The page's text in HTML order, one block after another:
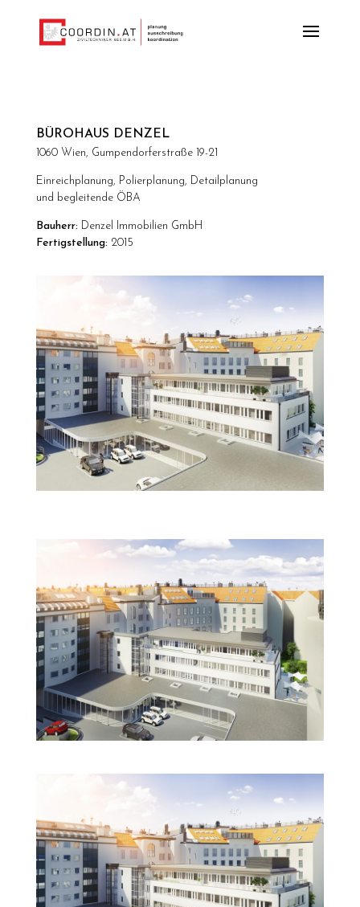
BÜROHAUS DENZEL
1060 Wien, Gumpendorferstraße 19-21
Einreichplanung, Polierplanung, Detailplanung
und begleitende ÖBA
Bauherr: Denzel Immobilien GmbH
Fertigstellung: 2015